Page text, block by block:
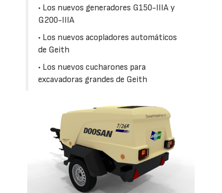
• Los nuevos generadores G150-IIIA y
G200-IIIA
• Los nuevos acopladores automáticos
de Geith
• Los nuevos cucharones para
excavadoras grandes de Geith